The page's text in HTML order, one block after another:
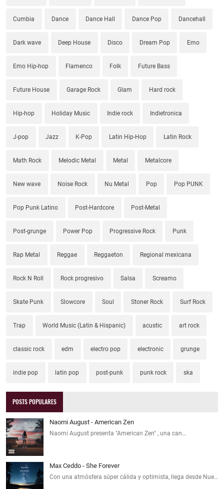
Cumbia Dance Dance Hall Dance Pop Dancehall
Dark wave Deep House Disco Dream Pop Emo
Emo Hip-hop Flamenco Folk Future Bass
Future House Garage Rock Glam Hard rock
Hip-hop Holiday Music Indie rock Indietronica
J-pop Jazz K-Pop Latin Hip-Hop Latin Rock
Math Rock Melodic Metal Metal Metalcore
New wave Noise Rock Nu Metal Pop Pop PUNK
Pop Punk Latino Post-Hardcore Post-Metal
Post-grunge Power Pop Progressive Rock Punk
Rap Metal Reggae Reggaeton Regional mexicana
Rock N Roll Rock progresivo Salsa Screamo
Skate Punk Slowcore Soul Stoner Rock Surf Rock
Trap World Music (Latin & Hispanic) acustic art rock
classic rock edm electro pop electronic grunge
indie pop latin pop post-punk punk rock ska
POSTS POPULARES
Naomi August - American Zen
Naomi August presenta "American Zen" , una can…
Max Ceddo - She Forever
Con una atmósfera súper cálida y optimista, llega desde Nue…